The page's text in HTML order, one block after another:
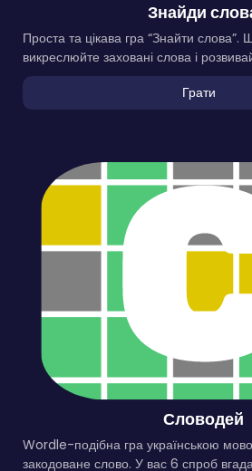
Знайди
Проста та цікава гра “Знайти слова”.
викреслюйте заховані слова і
Грати
Словодей
Wordle-подібна гра українською
закодоване слово. У вас 6 спроб